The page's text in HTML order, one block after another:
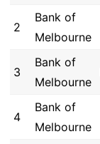
2
Bank of
Melbourne
3
Bank of
Melbourne
4
Bank of
Melbourne